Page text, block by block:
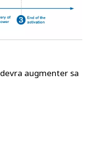
devra augmenter sa